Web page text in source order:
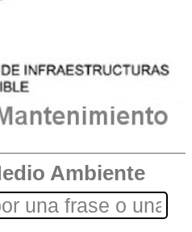
Ambiente